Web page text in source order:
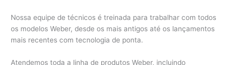
Nossa equipe de técnicos é treinada para trabalhar com todos
os modelos Weber, desde os mais antigos até os lançamentos
mais recentes com tecnologia de ponta.
Atendemos toda a linha de produtos Weber, incluindo